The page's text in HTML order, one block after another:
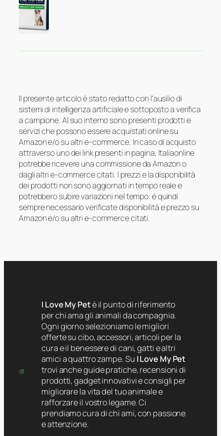
Il presente articolo è stato redatto con l’ausilio di
sistemi di intelligenza artificiale e sottoposto a verifica
a campione. Al suo interno sono presenti prodotti e
servizi che possono essere acquistati online su
Amazon e/o su altri e-commerce. In caso di acquisto
attraverso uno dei link presenti in pagina, Italiaonline
potrebbe ricevere una commissione da Amazon o
dagli altri e-commerce citati. I prezzi e la disponibilità
dei prodotti non sono aggiornati in tempo reale e
potrebbero subire variazioni nel tempo: è quindi
sempre necessario verificate disponibilità e prezzo su
Amazon e/o su altri e-commerce citati.
I Love My Petè il punto di riferimento
per chi ama gli animali da compagnia.
Ogni giorno selezioniamo le migliori
offerte su cibo, accessori, articoli per la
cura e il benessere di cani, gatti e altri
amici a quattro zampe. Su I Love My Pet
trovi anche guide pratiche, recensioni di
prodotti, gadget innovativi e consigli per
migliorare la vita del tuo animale e
rafforzare il vostro legame. Ci
prendiamo cura di chi ami, con passione
e attenzione.